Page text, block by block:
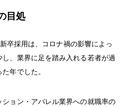
目処
卒採用は、コロナ禍の影響によっ
、業界に足を踏み入れる若者が過
年でした。
ョン・アパレル業界への就職率の